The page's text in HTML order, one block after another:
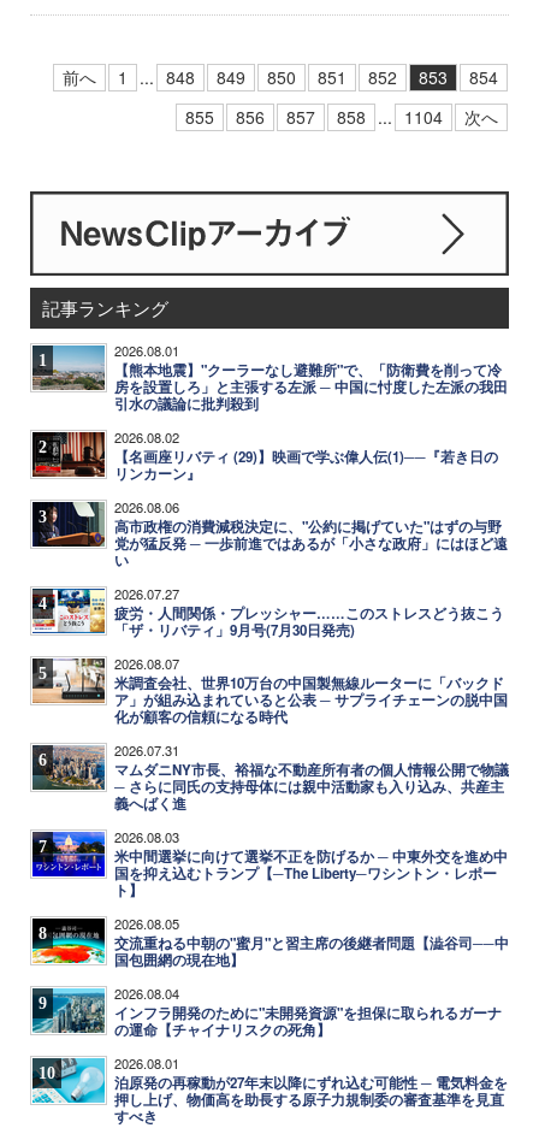
前へ 1 ... 848 849 850 851 852 853
854
855
856 857 858 ... 1104 次へ
記事ランキング
1 2026.08.01
【熊本地震】"クーラーなし避難所"で、「防衛費を削って冷
房を設置しろ」と主張する左派 ─ 中国に忖度した左派の我田
引水の議論に批判殺到
2 2026.08.02
【名画座リバティ (29)】映画で学ぶ偉人伝(1)──『若き日の
リンカーン』
3 2026.08.06
高市政権の消費減税決定に、"公約に掲げていた"はずの与野
党が猛反発 ─ 一歩前進ではあるが「小さな政府」にはほど遠
い
4 2026.07.27
疲労・人間関係・プレッシャー……このストレスどう抜こう
「ザ・リバティ」9月号(7月30日発売)
5 2026.08.07
米調査会社、世界10万台の中国製無線ルーターに「バックド
ア」が組み込まれていると公表 ─ サプライチェーンの脱中国
化が顧客の信頼になる時代
6 2026.07.31
マムダニNY市長、裕福な不動産所有者の個人情報公開で物議
─ さらに同氏の支持母体には親中活動家も入り込み、共産主
義へばく進
7 2026.08.03
米中間選挙に向けて選挙不正を防げるか ─ 中東外交を進め中
国を抑え込むトランプ【─The Liberty─ワシントン・レポー
ト】
8 2026.08.05
交流重ねる中朝の"蜜月"と習主席の後継者問題【澁谷司──中
国包囲網の現在地】
9 2026.08.04
インフラ開発のために"未開発資源"を担保に取られるガーナ
の運命【チャイナリスクの死角】
10 2026.08.01
泊原発の再稼動が27年末以降にずれ込む可能性 ─ 電気料金を
押し上げ、物価高を助長する原子力規制委の審査基準を見直
すべき